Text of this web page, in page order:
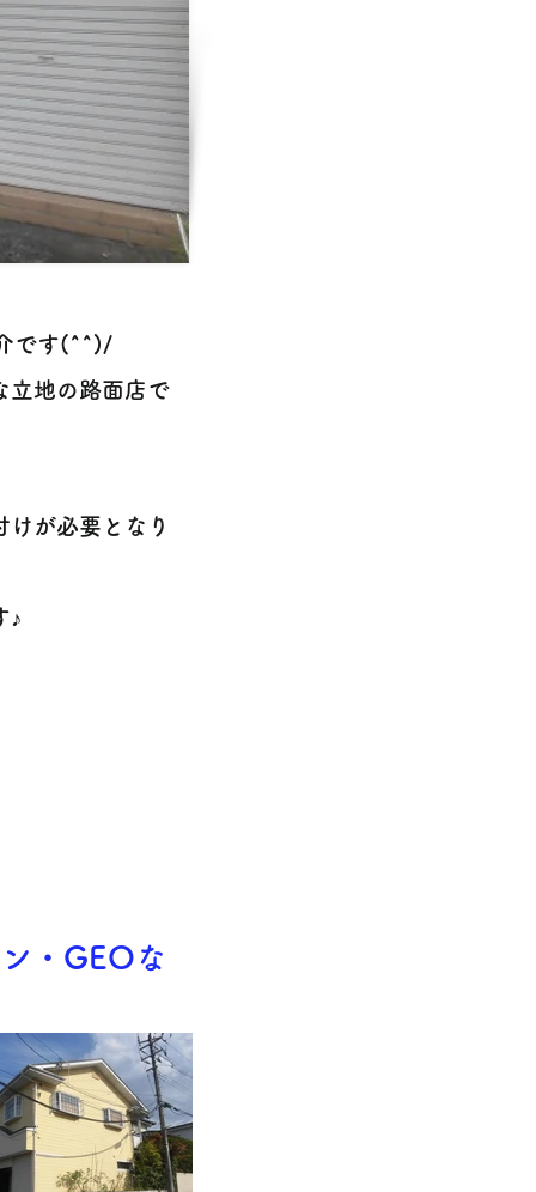
です(^^)/
立地の路面店で
が必要となり
♪
・GEOな